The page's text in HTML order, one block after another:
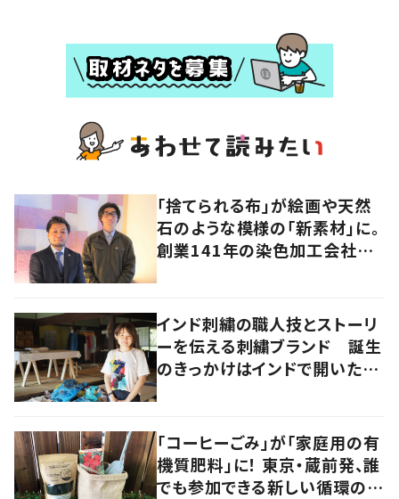
「捨てられる布」が絵画や天然
石のような模様の「新素材」に。
創業141年の染色加工会社が
インド刺繍の職人技とストーリ
ーを伝える刺繍ブランド 誕生
のきっかけはインドで開いたフ
「コーヒーごみ」が「家庭用の有
機質肥料」に！ 東京・蔵前発、誰
でも参加できる新しい循環の仕